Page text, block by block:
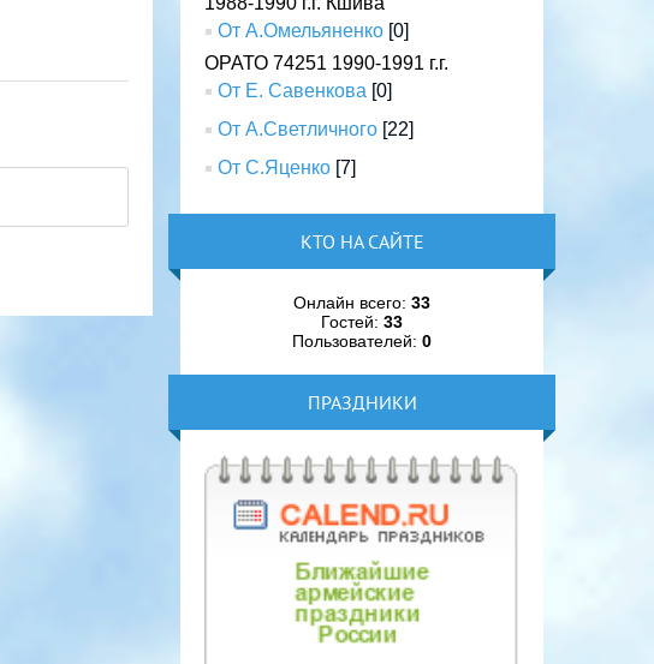
От А.Омельяненко [0]
ОРАТО 74251 1990-1991 г.г.
От Е. Савенкова [0]
От А.Светличного [22]
От С.Яценко [7]
КТО НА САЙТЕ
Онлайн всего:33
Гостей:33
Пользователей:0
ПРАЗДНИКИ